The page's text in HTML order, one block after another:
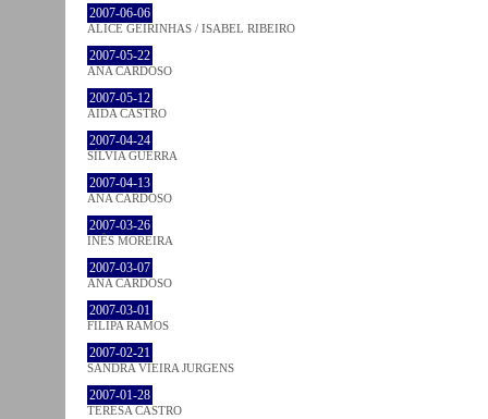
2007-06-06
ALICE GEIRINHAS / ISABEL RIBEIRO
2007-05-22
ANA CARDOSO
2007-05-12
AIDA CASTRO
2007-04-24
SÍLVIA GUERRA
2007-04-13
ANA CARDOSO
2007-03-26
INÊS MOREIRA
2007-03-07
ANA CARDOSO
2007-03-01
FILIPA RAMOS
2007-02-21
SANDRA VIEIRA JURGENS
2007-01-28
TERESA CASTRO